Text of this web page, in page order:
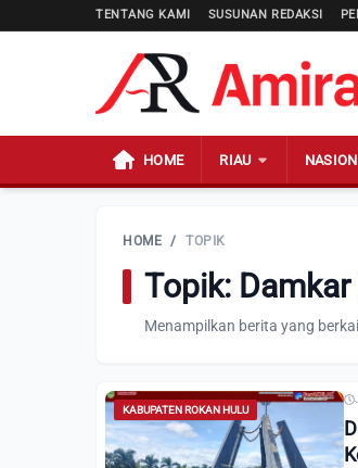
TENTANG KAMI SUSUNAN REDAKSI
HOME RIAU
HOME / TOPIK
Topik: Damkar
Menampilkan berita yang
KABUPATEN ROKAN HULU